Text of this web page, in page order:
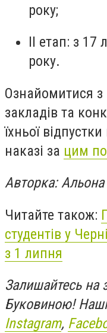
року;
ІІ етап: з
року.
Ознайомитися
закладів та
їхньої
наказі за цим
Авторка:
Читайте також:
студентів у
з 1 липня
Залишайтесь на
Буковиною!
Instagram,